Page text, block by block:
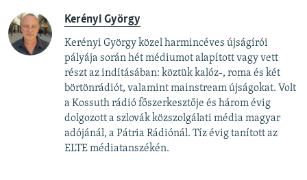
Kerényi György
Kerényi György közel harmincéves újságírói
pályája során hét médiumot alapított vagy vett
részt az indításában: köztük kalóz-, roma és két
börtönrádiót, valamint mainstream újságokat. Volt
a Kossuth rádió főszerkesztője és három évig
dolgozott a szlovák közszolgálati média magyar
adójánál, a Pátria Rádiónál. Tíz évig tanított az
ELTE médiatanszékén.